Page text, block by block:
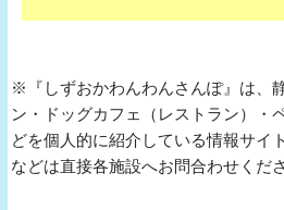
※『しずおかわんわんさんぽ』は、
ン・ドッグカフェ（レストラン）・
どを個人的に紹介している情報サイ
などは直接各施設へお問合わせくださ